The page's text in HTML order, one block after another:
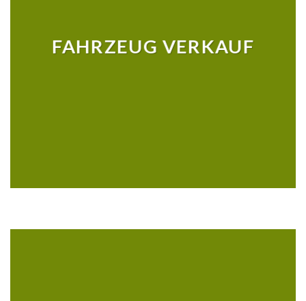
FAHRZEUG VERKAUF